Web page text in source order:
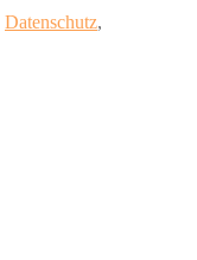
Datenschutz,